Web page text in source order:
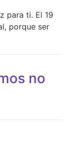
para ti. El 19
porque ser
no